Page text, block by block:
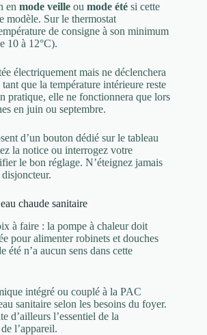
en mode veille ou mode été si cette
modèle. Sur le thermostat
de consigne à son minimum
10 à 12°C).
électriquement mais ne déclenchera
que la température intérieure reste
pratique, elle ne fonctionnera que lors
en juin ou septembre.
d’un bouton dédié sur le tableau
la notice ou interrogez votre
le bon réglage. N’éteignez jamais
chaude sanitaire
à faire : la pompe à chaleur doit
pour alimenter robinets et douches
été n’a aucun sens dans cette
intégré ou couplé à la PAC
sanitaire selon les besoins du foyer.
d’ailleurs l’essentiel de la
l’appareil.